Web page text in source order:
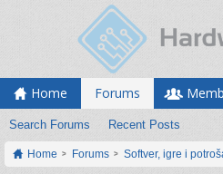
Home Forums
Search Forums Recent Posts
Home Forums Softver, igre i